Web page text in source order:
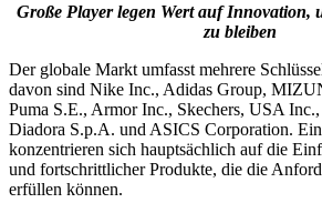
Große Player legen Wert auf Innovation,
zu bleiben
Der globale Markt umfasst mehrere
davon sind Nike Inc., Adidas Group,
Puma S.E., Armor Inc., Skechers, USA
Diadora S.p.A. und ASICS Corporation.
konzentrieren sich hauptsächlich auf die
und fortschrittlicher Produkte, die die
erfüllen können.